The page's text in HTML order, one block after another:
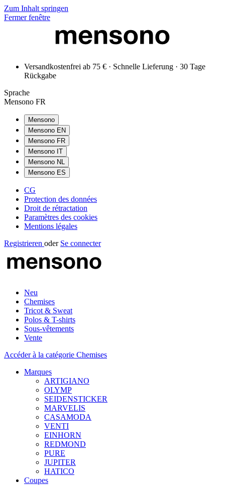
Zum Inhalt springen
Fermer fenêtre
Versandkostenfrei ab 75 € · Schnelle Lieferung · 30 Tage
Rückgabe
Sprache
Mensono FR
Mensono
Mensono EN
Mensono FR
Mensono IT
Mensono NL
Mensono ES
CG
Protection des données
Droit de rétractation
Paramètres des cookies
Mentions légales
Registrieren oder Se connecter
Neu
Chemises
Tricot & Sweat
Polos & T-shirts
Sous-vêtements
Vente
Accéder à la catégorie Chemises
Marques
ARTIGIANO
OLYMP
SEIDENSTICKER
MARVELIS
CASAMODA
VENTI
EINHORN
REDMOND
PURE
JUPITER
HATICO
Coupes